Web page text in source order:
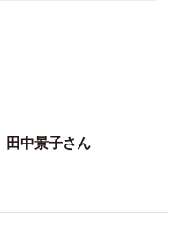
田中景子さん